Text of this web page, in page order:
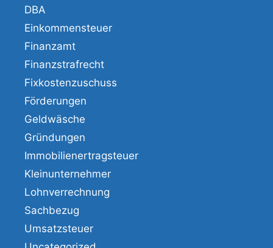
DBA
Einkommensteuer
Finanzamt
Finanzstrafrecht
Fixkostenzuschuss
Förderungen
Geldwäsche
Gründungen
Immobilienertragsteuer
Kleinunternehmer
Lohnverrechnung
Sachbezug
Umsatzsteuer